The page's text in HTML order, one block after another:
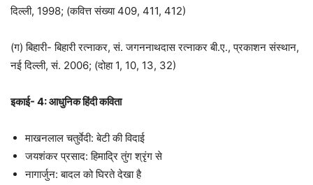
दिल्‍ली, 1998; (कवित्त संख्या 409, 411, 412)
(ग) बिहारी- बिहारी रत्नाकर, सं. जगननाथदास रत्नाकर बी.ए., प्रकाशन संस्थान,
नई दिल्‍ली, सं. 2006; (दोहा 1, 10, 13, 32)
इकाई- 4: आधुनिक हिंदी कविता
माखनलाल चतुर्वेदी: बेटी की विदाई
जयशंकर प्रसाद: हिमाद्रि तुंग श्रृंग से
नागार्जुन: बादल को घिरते देखा है